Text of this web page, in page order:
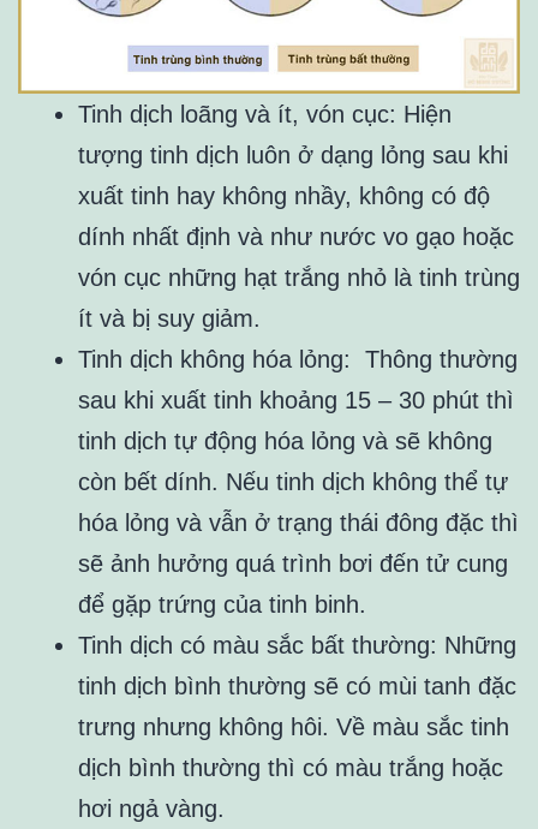
Tinh dịch loãng và ít, vón cục: Hiện
tượng tinh dịch luôn ở dạng lỏng sau khi
xuất tinh hay không nhầy, không có độ
dính nhất định và như nước vo gạo hoặc
vón cục những hạt trắng nhỏ là tinh trùng
ít và bị suy giảm.
Tinh dịch không hóa lỏng: Thông thường
sau khi xuất tinh khoảng 15 – 30 phút thì
tinh dịch tự động hóa lỏng và sẽ không
còn bết dính. Nếu tinh dịch không thể tự
hóa lỏng và vẫn ở trạng thái đông đặc thì
sẽ ảnh hưởng quá trình bơi đến tử cung
để gặp trứng của tinh binh.
Tinh dịch có màu sắc bất thường: Những
tinh dịch bình thường sẽ có mùi tanh đặc
trưng nhưng không hôi. Về màu sắc tinh
dịch bình thường thì có màu trắng hoặc
hơi ngả vàng.